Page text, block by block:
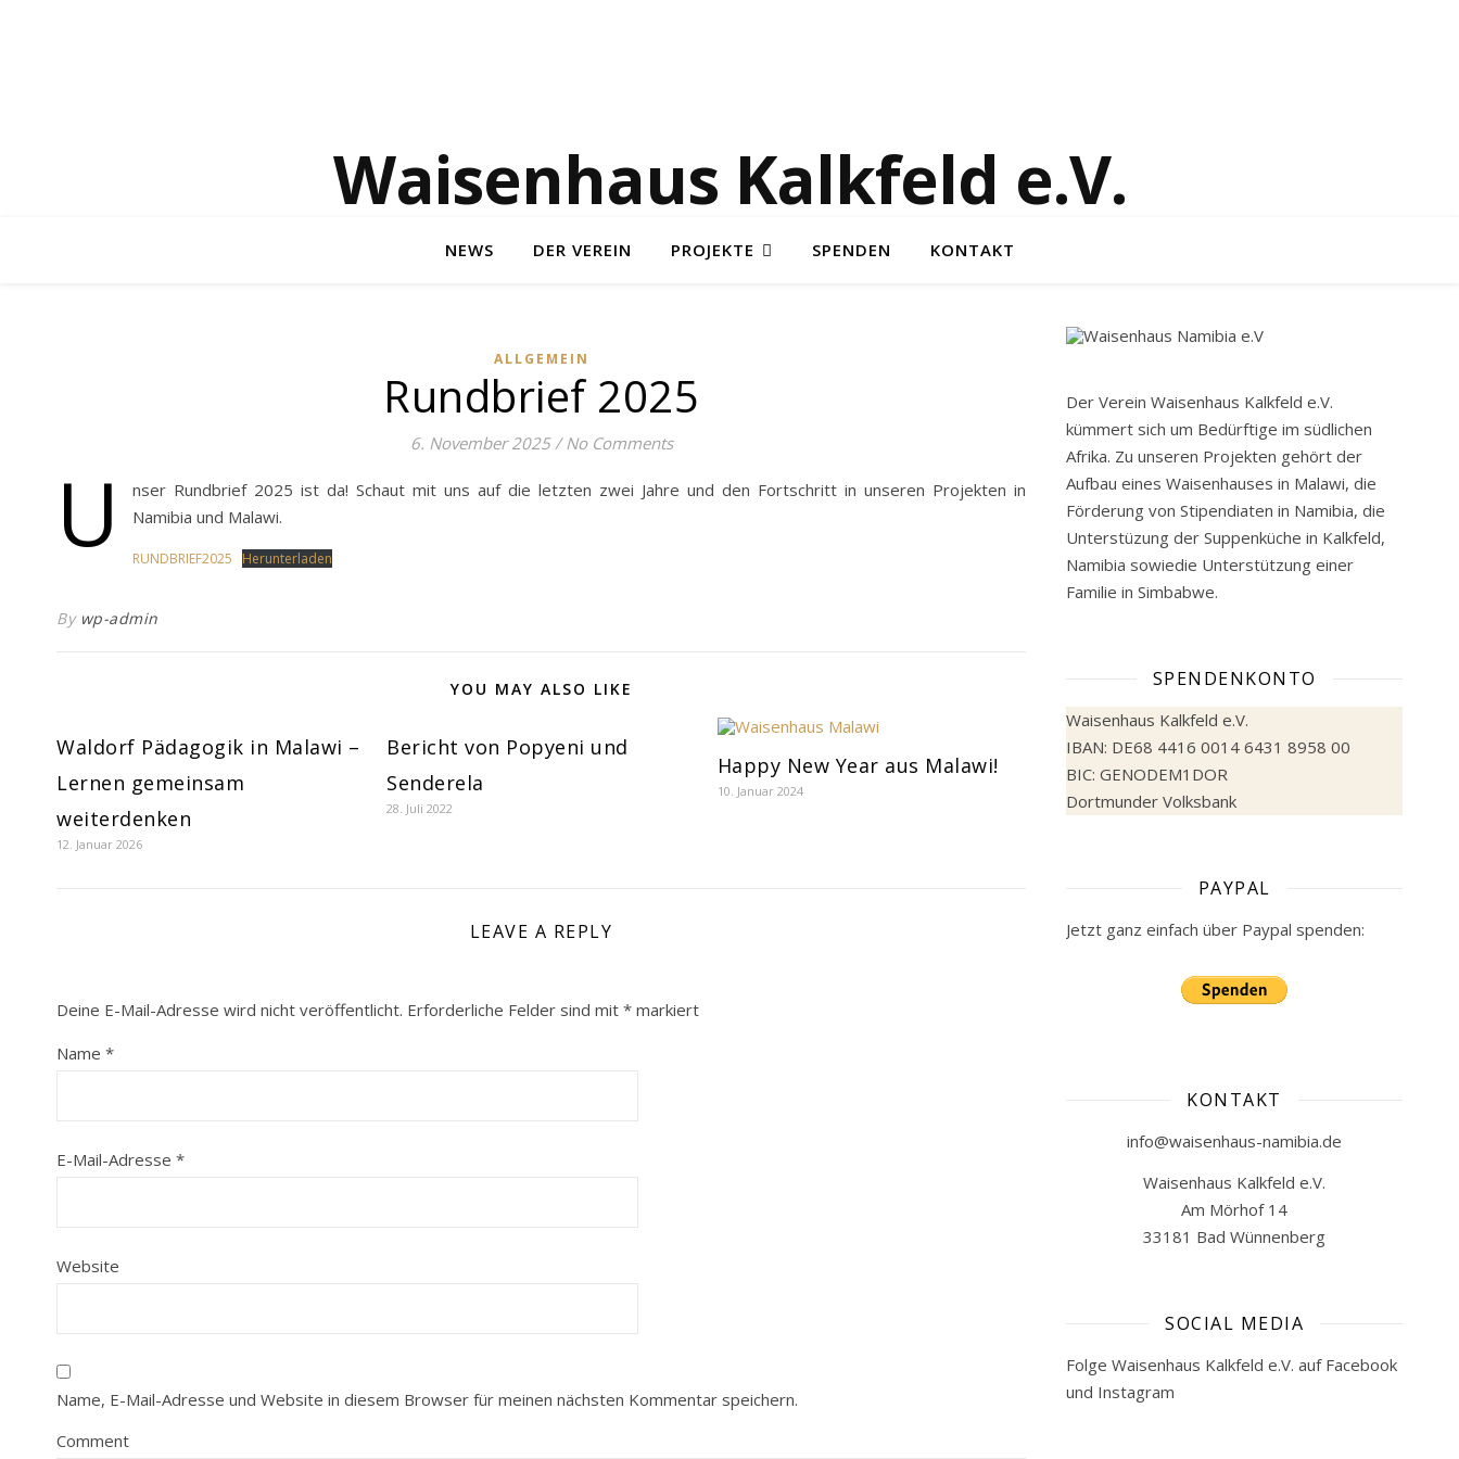
Waisenhaus Kalkfeld e.V.
NEWS DER VEREIN PROJEKTE SPENDEN KONTAKT
ALLGEMEIN
Rundbrief 2025
6. November 2025 / No Comments
U
nser Rundbrief 2025 ist da! Schaut mit uns auf die letzten zwei Jahre und den Fortschritt in unseren Projekten in
Namibia und Malawi.
RUNDBRIEF2025 Herunterladen
By wp-admin
YOU MAY ALSO LIKE
Waldorf Pädagogik in Malawi –
Lernen gemeinsam
weiterdenken
12. Januar 2026
Bericht von Popyeni und
Senderela
28. Juli 2022
Happy New Year aus Malawi!
10. Januar 2024
LEAVE A REPLY
Deine E-Mail-Adresse wird nicht veröffentlicht. Erforderliche Felder sind mit * markiert
Name *
E-Mail-Adresse *
Website
Name, E-Mail-Adresse und Website in diesem Browser für meinen nächsten Kommentar speichern.
Comment
Der Verein Waisenhaus Kalkfeld e.V.
kümmert sich um Bedürftige im südlichen
Afrika. Zu unseren Projekten gehört der
Aufbau eines Waisenhauses in Malawi, die
Förderung von Stipendiaten in Namibia, die
Unterstüzung der Suppenküche in Kalkfeld,
Namibia sowiedie Unterstützung einer
Familie in Simbabwe.
SPENDENKONTO
Waisenhaus Kalkfeld e.V.
IBAN: DE68 4416 0014 6431 8958 00
BIC: GENODEM1DOR
Dortmunder Volksbank
PAYPAL
Jetzt ganz einfach über Paypal spenden:
KONTAKT
info@waisenhaus-namibia.de
Waisenhaus Kalkfeld e.V.
Am Mörhof 14
33181 Bad Wünnenberg
SOCIAL MEDIA
Folge Waisenhaus Kalkfeld e.V. auf Facebook
und Instagram